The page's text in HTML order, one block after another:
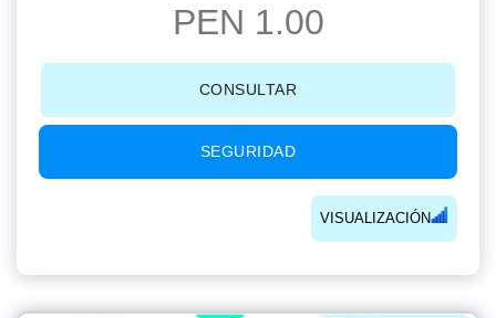
PEN 1.00
CONSULTAR
SEGURIDAD
VISUALIZACIÓN